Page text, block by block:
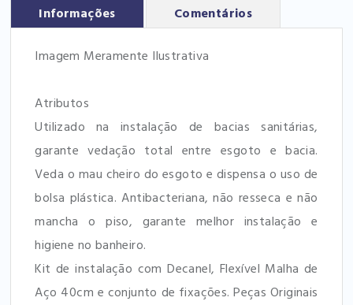
Informações Comentários
Imagem Meramente Ilustrativa
Atributos
Utilizado na instalação de bacias sanitárias,
garante vedação total entre esgoto e bacia.
Veda o mau cheiro do esgoto e dispensa o uso de
bolsa plástica. Antibacteriana, não resseca e não
mancha o piso, garante melhor instalação e
higiene no banheiro.
Kit de instalação com Decanel, Flexível Malha de
Aço 40cm e conjunto de fixações. Peças Originais